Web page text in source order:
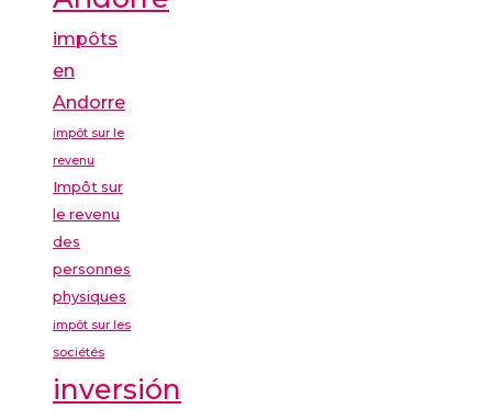
impôts
en
Andorre
impôt sur le
revenu
Impôt sur
le revenu
des
personnes
physiques
impôt sur les
sociétés
inversión